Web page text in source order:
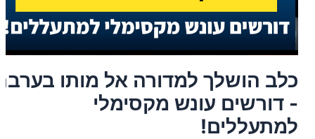
כלב הושלך למדורה אל מותו
- דורשים עונש מקסימלי
למתעללים!